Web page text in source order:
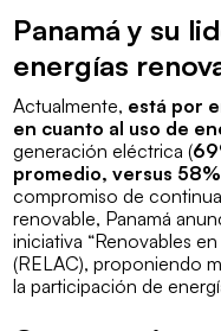
Panamá y su
energías
Actualmente, está por
en cuanto al uso de
generación eléctrica (
promedio, versus
compromiso de
renovable, Panamá
iniciativa “Renovables
(RELAC), proponiendo
la participación de